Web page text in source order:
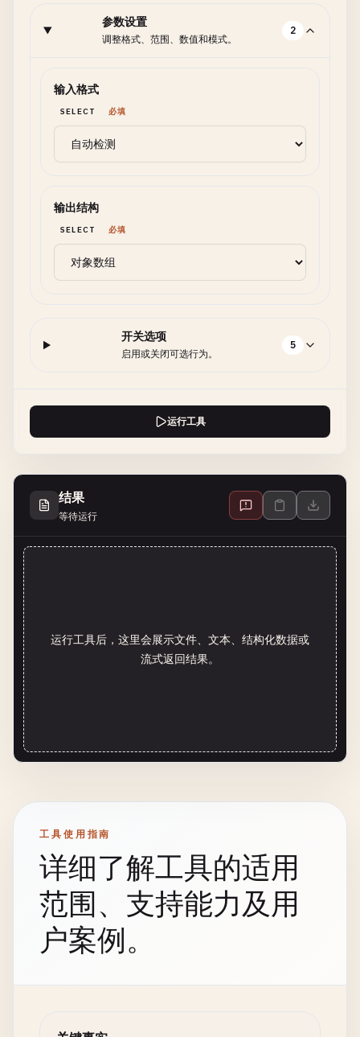
参数设置
调整格式、范围、数值和模式。
2
输入格式
SELECT 必填
输出结构
SELECT 必填
开关选项
启用或关闭可选行为。
5
运行工具
结果
等待运行
运行工具后，这里会展示文件、文本、结构化数据或
流式返回结果。
工具使用指南
详细了解工具的适用
范围、支持能力及用
户案例。